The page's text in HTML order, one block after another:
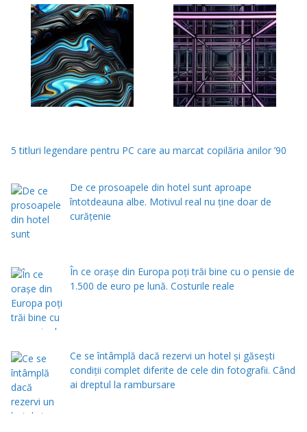
5 titluri legendare pentru PC care au marcat copilăria anilor ’90
De ce prosoapele din hotel sunt aproape
întotdeauna albe. Motivul real nu ține doar de
curățenie
În ce orașe din Europa poți trăi bine cu o pensie de
1.500 de euro pe lună. Costurile reale
Ce se întâmplă dacă rezervi un hotel și găsești
condiții complet diferite de cele din fotografii. Când
ai dreptul la rambursare